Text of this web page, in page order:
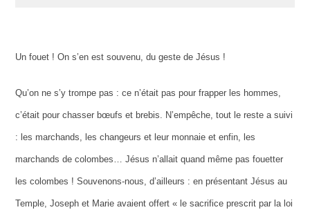
Un fouet ! On s’en est souvenu, du geste de Jésus !
Qu’on ne s’y trompe pas : ce n’était pas pour frapper les hommes,
c’était pour chasser bœufs et brebis. N’empêche, tout le reste a suivi
: les marchands, les changeurs et leur monnaie et enfin, les
marchands de colombes… Jésus n’allait quand même pas fouetter
les colombes ! Souvenons-nous, d’ailleurs : en présentant Jésus au
Temple, Joseph et Marie avaient offert « le sacrifice prescrit par la loi